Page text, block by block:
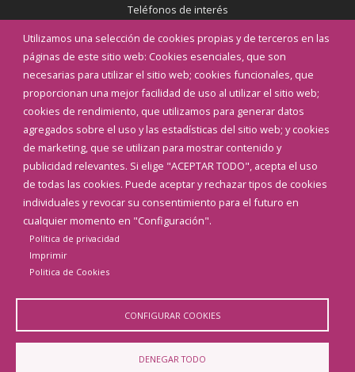
Utilizamos una selección de cookies propias y de terceros en las
páginas de este sitio web: Cookies esenciales, que son
necesarias para utilizar el sitio web; cookies funcionales, que
proporcionan una mejor facilidad de uso al utilizar el sitio web;
cookies de rendimiento, que utilizamos para generar datos
agregados sobre el uso y las estadísticas del sitio web; y cookies
de marketing, que se utilizan para mostrar contenido y
publicidad relevantes. Si elige "ACEPTAR TODO", acepta el uso
de todas las cookies. Puede aceptar y rechazar tipos de cookies
individuales y revocar su consentimiento para el futuro en
cualquier momento en "Configuración".
Política de privacidad
Imprimir
Politica de Cookies
CONFIGURAR COOKIES
DENEGAR TODO
Teléfonos de interés
INICIAR SESIÓN
Diputación de Burgos